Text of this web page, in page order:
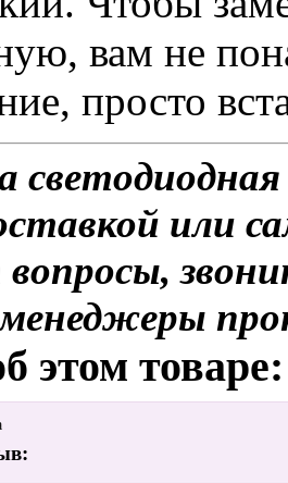
вам не
просто
или
этом товаре: